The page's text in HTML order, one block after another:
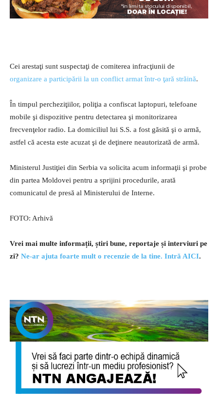
Cei arestaţi sunt suspectaţi de comiterea infracţiunii de
organizare a participării la un conflict armat într-o ţară străină.
În timpul percheziţiilor, poliţia a confiscat laptopuri, telefoane
mobile şi dispozitive pentru detectarea şi monitorizarea
frecvenţelor radio. La domiciliul lui S.S. a fost găsită şi o armă,
astfel că acesta este acuzat şi de deţinere neautorizată de armă.
Ministerul Justiţiei din Serbia va solicita acum informaţii şi probe
din partea Moldovei pentru a sprijini procedurile, arată
comunicatul de presă al Ministerului de Interne.
FOTO: Arhivă
Vrei mai multe informații, știri bune, reportaje și interviuri pe
zi? Ne-ar ajuta foarte mult o recenzie de la tine. Intră AICI.